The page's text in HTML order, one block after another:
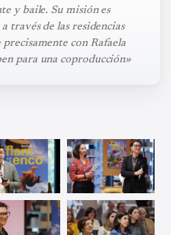
y baile. Su misión es
través de las residencias
con Rafaela
para una coproducción»